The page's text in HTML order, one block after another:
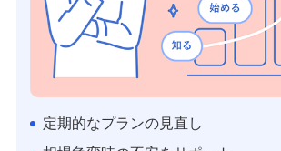
定期的なプランの見直し